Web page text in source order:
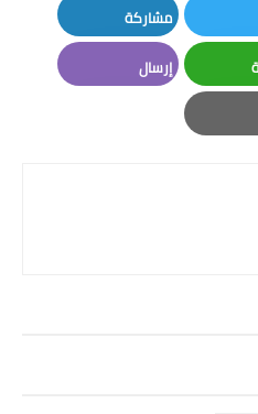
Twitter
مشاركة
LinkedIn
Whatsapp
إرسال